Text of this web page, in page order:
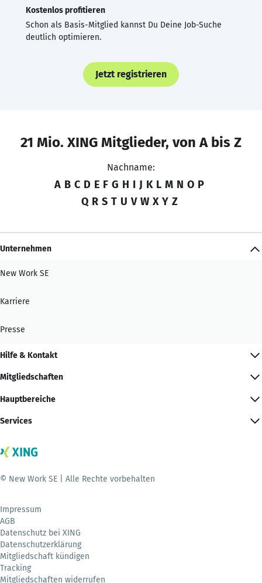
Kostenlos profitieren
Schon als Basis-Mitglied kannst Du Deine Job-Suche
deutlich optimieren.
Jetzt registrieren
21 Mio. XING Mitglieder, von A bis Z
Nachname:
A B C D E F G H I J K L M N O P
Q R S T U V W X Y Z
Unternehmen
New Work SE
Karriere
Presse
Hilfe & Kontakt
Mitgliedschaften
Hauptbereiche
Services
© New Work SE | Alle Rechte vorbehalten
Impressum
AGB
Datenschutz bei XING
Datenschutzerklärung
Mitgliedschaft kündigen
Tracking
Mitgliedschaften widerrufen